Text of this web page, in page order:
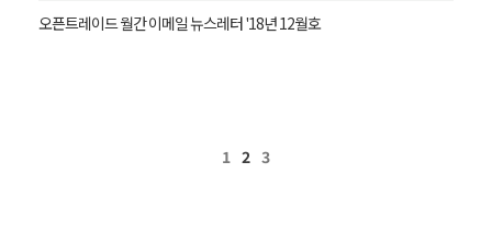
오픈트레이드 월간 이메일 뉴스레터 '18년 12월호
1 2 3